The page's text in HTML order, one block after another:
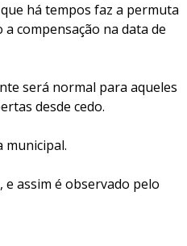
há tempos faz a permuta
compensação na data de
será normal para aqueles
desde cedo.
municipal.
assim é observado pelo